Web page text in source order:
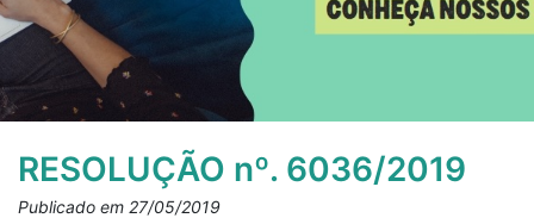
RESOLUÇÃO nº. 6036/2019
Publicado em 27/05/2019